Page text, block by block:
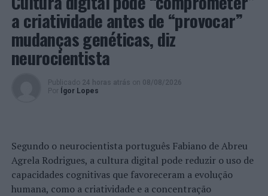
A participação está limitada a 3000 atletas e requer
inscrição prévia em:https://www.fimdaeuropa.com/.
Foto: DR.
TÓPICOS RELACIONADOS:
ATLESTISMO
CORRIDA "FIM DA EUROPA"
Sintra: Aviso de interrupção de energia elétrica em Rio
de Mouro para amanhã
a criatividade antes de “provocar”
mudanças genéticas, diz
neurocientista
Publicado 24 horas atrás on 08/08/2026
Por
Ígor Lopes
Segundo o neurocientista português Fabiano de Abreu
Agrela Rodrigues, a cultura digital pode reduzir o uso de
capacidades cognitivas que favoreceram a evolução
humana, como a criatividade e a concentração